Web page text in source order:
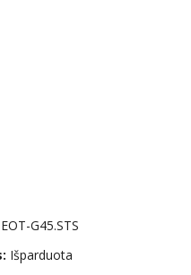
EOT-G45.STS
Išparduota